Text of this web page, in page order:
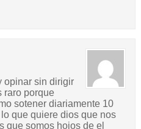
opinar sin dirigir
raro porque
sotener diariamente 10
que quiere dios que nos
que somos hojos de el